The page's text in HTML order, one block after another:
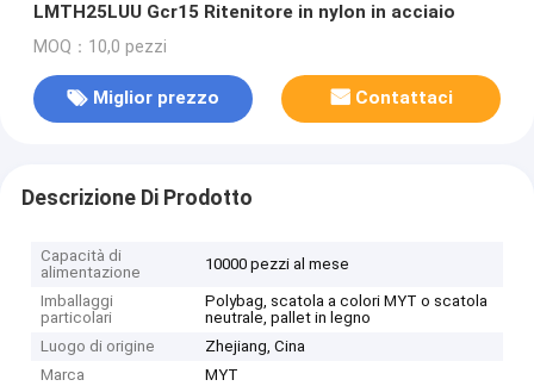
LMTH25LUU Gcr15 Ritenitore in nylon in acciaio
MOQ：10,0 pezzi
Miglior prezzo Contattaci
Descrizione Di Prodotto
Capacità di
alimentazione
10000 pezzi al mese
Imballaggi
particolari
Polybag, scatola a colori MYT o scatola
neutrale, pallet in legno
Luogo di origine
Zhejiang, Cina
Marca
MYT